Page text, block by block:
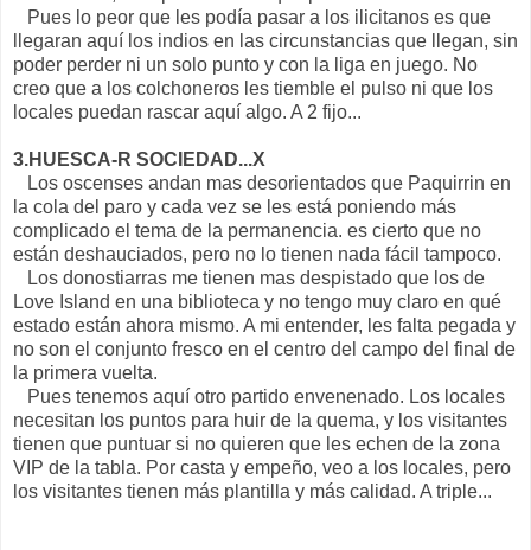
Pues lo peor que les podía pasar a los ilicitanos es que
llegaran aquí los indios en las circunstancias que llegan, sin
poder perder ni un solo punto y con la liga en juego. No
creo que a los colchoneros les tiemble el pulso ni que los
locales puedan rascar aquí algo. A 2 fijo...
3.HUESCA-R SOCIEDAD...X
Los oscenses andan mas desorientados que Paquirrin en
la cola del paro y cada vez se les está poniendo más
complicado el tema de la permanencia. es cierto que no
están deshauciados, pero no lo tienen nada fácil tampoco.
Los donostiarras me tienen mas despistado que los de
Love Island en una biblioteca y no tengo muy claro en qué
estado están ahora mismo. A mi entender, les falta pegada y
no son el conjunto fresco en el centro del campo del final de
la primera vuelta.
Pues tenemos aquí otro partido envenenado. Los locales
necesitan los puntos para huir de la quema, y los visitantes
tienen que puntuar si no quieren que les echen de la zona
VIP de la tabla. Por casta y empeño, veo a los locales, pero
los visitantes tienen más plantilla y más calidad. A triple...